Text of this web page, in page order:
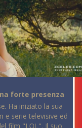
forte presenza
Ha iniziato la sua
e serie televisive ed
film "LOL". Il suo